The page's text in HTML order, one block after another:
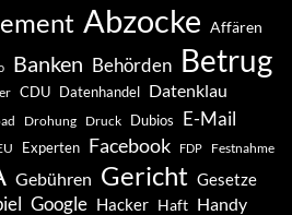
Abzocke Affären
Banken Behörden Betrug
CDU Datenhandel Datenklau
Drohung Druck Dubios E-Mail
Experten Facebook FDP Festnahme
Gebühren Gericht Gesetze
Google Hacker Haft Handy